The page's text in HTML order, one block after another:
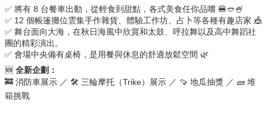
✅ 將有 8 台餐車出動，從輕食到甜點，各式美食任你品嚐 🍔🥙🍧
✅ 12 個帳篷攤位雲集手作雜貨、體驗工作坊、占卜等各種有趣店家 🎪
✅ 舞台面向大海，在秋日海風中欣賞和太鼓、呼拉舞以及高中舞蹈社
團的精彩演出。
✅ 會場中央備有桌椅，是用餐與休息的舒適放鬆空間 🌿
🆕 全新企劃：
🚒 消防車展示 ／ 🛠️ 三輪摩托（Trike）展示 ／ 🍠 地瓜抽獎 ／ 🧱 堆
箱挑戰